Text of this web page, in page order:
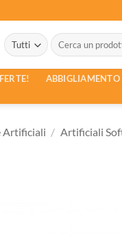
Cerca:
ABBIGLIAMENTO
Artificiali / Artificiali